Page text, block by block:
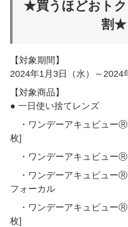
★買うほどおト
割★
【対象期間】
2024年1月3日（水）～2024
【対象商品】
● 一日使い捨てレンズ
・ワンデーアキュビュー
枚]
・ワンデーアキュビュー
・ワンデーアキュビュ
フォーカル
・ワンデーアキュビュー
枚]